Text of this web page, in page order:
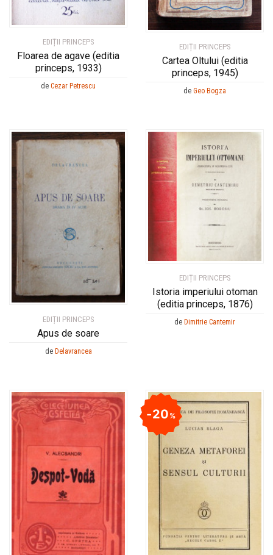
EDIȚII PRINCEPS
Floarea de agave (editia
princeps, 1933)
de Cezar Petrescu
EDIȚII PRINCEPS
Cartea Oltului (editia
princeps, 1945)
de Geo Bogza
EDIȚII PRINCEPS
Apus de soare
de Delavrancea
EDIȚII PRINCEPS
Istoria imperiului otoman
(editia princeps, 1876)
de Dimitrie Cantemir
20%